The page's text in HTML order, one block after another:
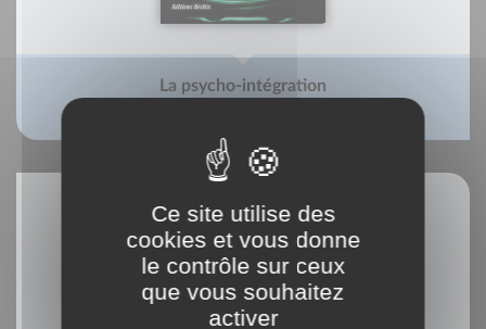
La psycho-intégration
Ce site utilise des
cookies et vous donne
le contrôle sur ceux
que vous souhaitez
activer